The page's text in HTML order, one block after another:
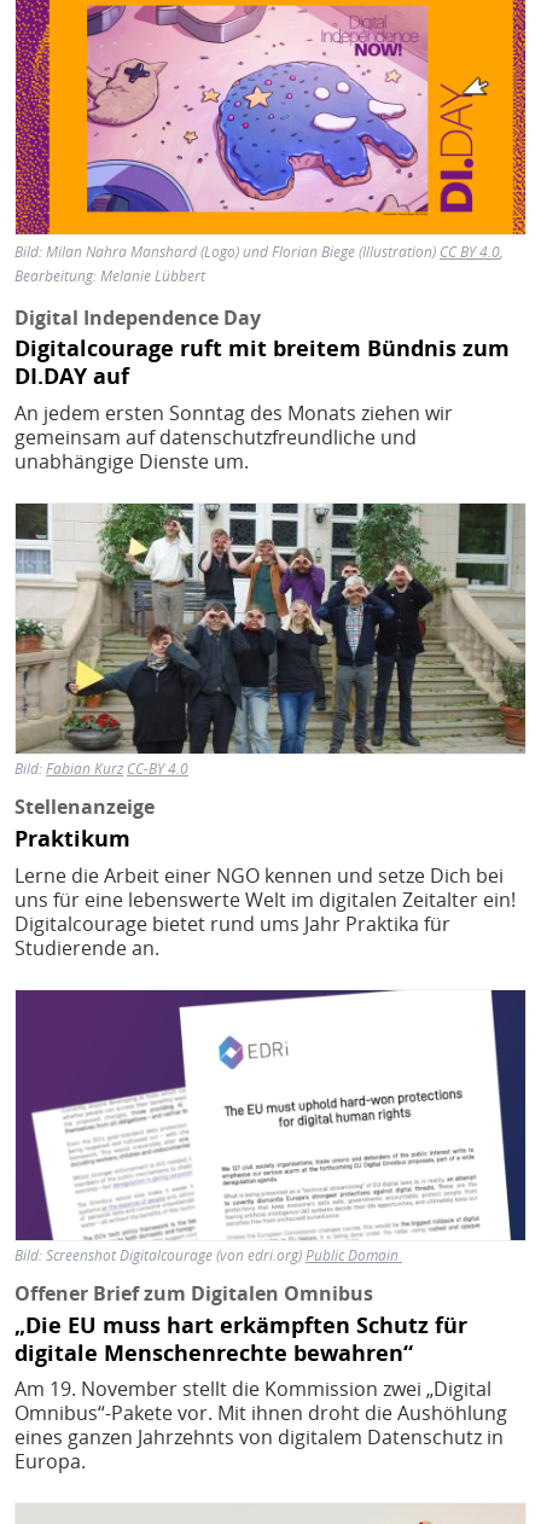
Bild: Milan Nahra Manshard (Logo) und Florian Biege (Illustration) CC BY 4.0,
Bearbeitung: Melanie Lübbert
Digital Independence Day
Digitalcourage ruft mit breitem Bündnis zum
DI.DAY auf
An jedem ersten Sonntag des Monats ziehen wir
gemeinsam auf datenschutzfreundliche und
unabhängige Dienste um.
Bild
Bild:Fabian Kurz CC-BY 4.0
Stellenanzeige
Praktikum
Lerne die Arbeit einer NGO kennen und setze Dich bei
uns für eine lebenswerte Welt im digitalen Zeitalter ein!
Digitalcourage bietet rund ums Jahr Praktika für
Studierende an.
Bild
Bild:Screenshot Digitalcourage (von edri.org)Public Domain
Offener Brief zum Digitalen Omnibus
„Die EU muss hart erkämpften Schutz für
digitale Menschenrechte bewahren“
Am 19. November stellt die Kommission zwei „Digital
Omnibus“-Pakete vor. Mit ihnen droht die Aushöhlung
eines ganzen Jahrzehnts von digitalem Datenschutz in
Europa.
Bild